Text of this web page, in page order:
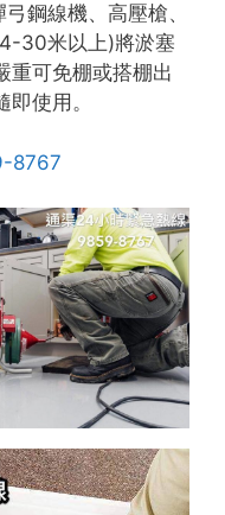
鋼線機、高壓槍、
30米以上)將淤塞
重可免棚或搭棚出
使用。
8767